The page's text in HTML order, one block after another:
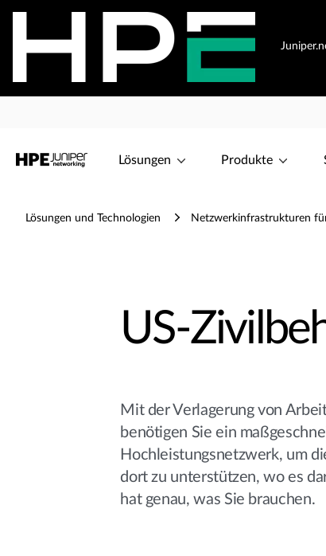
Lösungen Produkte
Lösungen und Technologien Netzwerkinfrastrukturen
US-
Mit der Verlagerung von
benötigen Sie ein
Hochleistungsnetzwerk, um
dort zu unterstützen, wo es
hat genau, was Sie brauchen.